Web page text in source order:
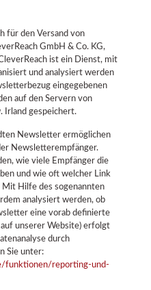
für den Versand von
GmbH & Co. KG,
ist ein Dienst, mit
und analysiert werden
eingegebenen
auf den Servern von
Irland gespeichert.
Newsletter ermöglichen
Newsletterempfänger.
wie viele Empfänger die
und wie oft welcher Link
Hilfe des sogenannten
analysiert werden, ob
eine vorab definierte
unserer Website) erfolgt
durch
Sie unter:
funktionen/reporting-und-